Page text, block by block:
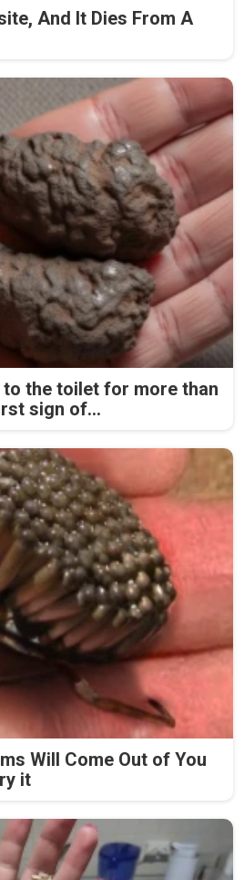
And It Dies From A
to the toilet for more than
sign of...
Will Come Out of You
it